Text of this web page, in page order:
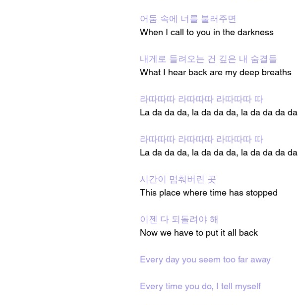
어둠 속에 너를 불러주면
When I call to you in the darkness
내게로 들려오는 건 깊은 내 숨결들
What I hear back are my deep breaths
라따따따 라따따따 라따따따 따
La da da da, la da da da, la da da da da
라따따따 라따따따 라따따따 따
La da da da, la da da da, la da da da da
시간이 멈춰버린 곳
This place where time has stopped
이젠 다 되돌려야 해
Now we have to put it all back
Every day you seem too far away
Every time you do, I tell myself